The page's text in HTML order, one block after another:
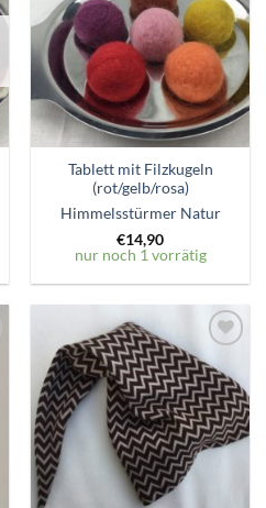
hinzufügen
Tablett mit Filzkugeln
(rot/gelb/rosa)
Himmelsstürmer Natur
€14,90
nur noch 1 vorrätig
Zum
Wunschzettel
hinzufügen